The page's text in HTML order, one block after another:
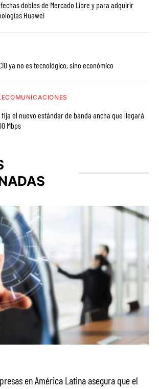
dobles de Mercado Libre y para adquirir
Huawei
ya no es tecnológico, sino económico
fija el nuevo estándar de banda ancha que llegará
Mbps
en América Latina asegura que el